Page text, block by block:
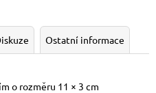
Ostatní informace
o rozměru 11 × 3 cm